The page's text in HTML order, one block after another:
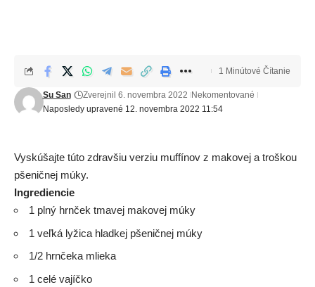
Naposledy upravené 12. novembra 2022 11:54
Su San Zverejnil 6. novembra 2022 Nekomentované
1 Minútové Čítanie
Vyskúšajte túto zdravšiu verziu muffínov z makovej a troškou
pšeničnej múky.
Ingrediencie
1 plný hrnček tmavej makovej múky
1 veľká lyžica hladkej pšeničnej múky
1/2 hrnčeka mlieka
1 celé vajíčko